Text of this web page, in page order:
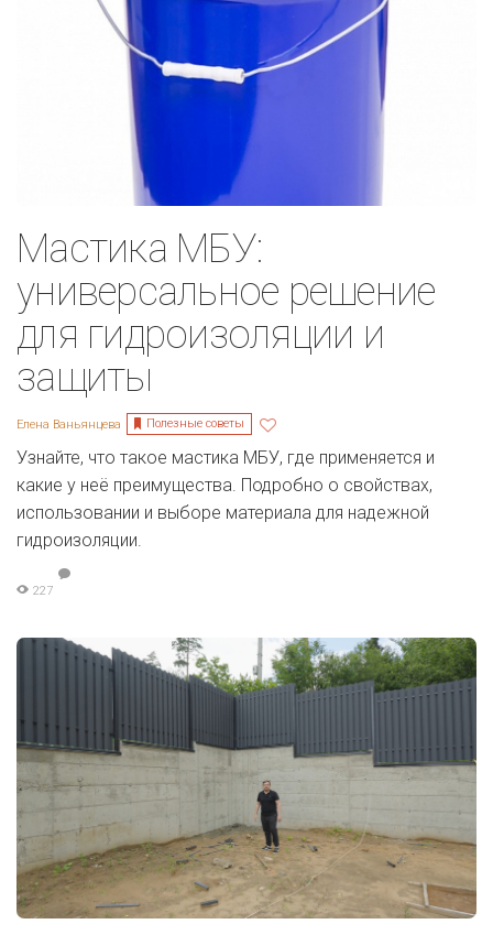
Мастика МБУ:
универсальное решение
для гидроизоляции и
защиты
Елена Ваньянцева Полезные советы
Узнайте, что такое мастика МБУ, где применяется и
какие у неё преимущества. Подробно о свойствах,
использовании и выборе материала для надежной
гидроизоляции.
227